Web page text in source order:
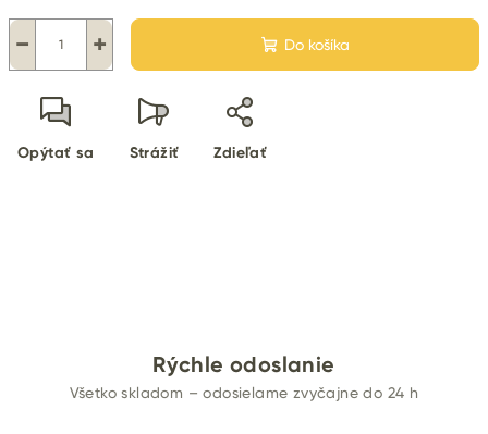
+
− Do košíka
Opýtať sa Strážiť Zdieľať
Rýchle odoslanie
Všetko skladom – odosielame zvyčajne do 24 h